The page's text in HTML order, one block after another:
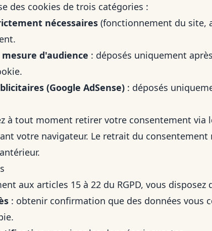
des cookies de trois catégories :
nécessaires (fonctionnement du site,
mesure d'audience : déposés uniquement
(Google AdSense) : déposés
à tout moment retirer votre consentement via
votre navigateur. Le retrait du consentement
aux articles 15 à 22 du RGPD, vous disposez
: obtenir confirmation que des données vous